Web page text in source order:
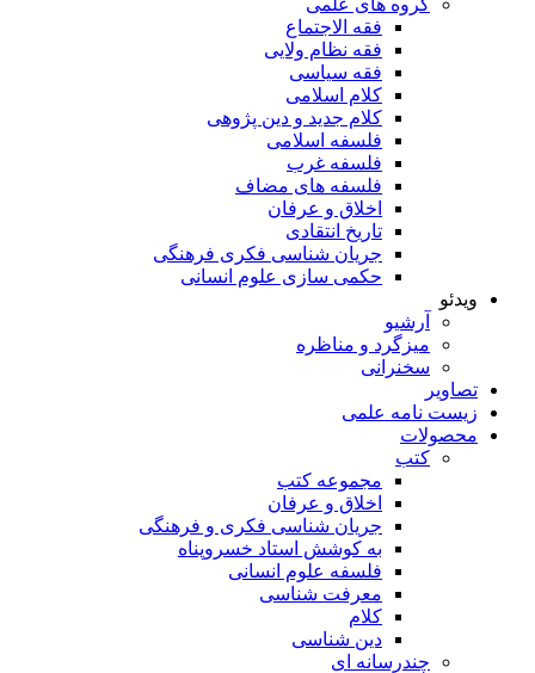
فقه الاجتماع
فقه نظام ولایی
فقه سیاسی
کلام اسلامی
کلام جدید و دین پژوهی
فلسفه اسلامی
فلسفه غرب
فلسفه های مضاف
اخلاق و عرفان
تاریخ انتقادی
جریان شناسی فکری فرهنگی
حکمی سازی علوم انسانی
ویدئو
آرشیو
میزگرد و مناظره
سخنرانی
تصاویر
زیست نامه علمی
محصولات
کتب
مجموعه کتب
اخلاق و عرفان
جریان شناسی فکری و فرهنگی
به کوشش استاد خسروپناه
فلسفه علوم انسانی
معرفت شناسی
کلام
دین شناسی
چندرسانه ای